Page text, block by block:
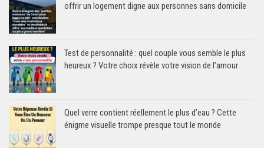
offrir un logement digne aux personnes sans domicile
Test de personnalité : quel couple vous semble le plus
heureux ? Votre choix révèle votre vision de l’amour
Quel verre contient réellement le plus d’eau ? Cette
énigme visuelle trompe presque tout le monde